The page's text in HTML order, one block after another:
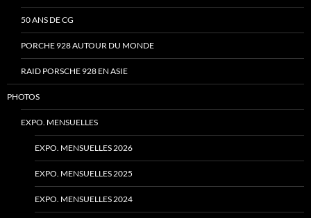
50 ANS DE CG
PORCHE 928 AUTOUR DU MONDE
RAID PORSCHE 928 EN ASIE
PHOTOS
EXPO. MENSUELLES
EXPO. MENSUELLES 2026
EXPO. MENSUELLES 2025
EXPO. MENSUELLES 2024